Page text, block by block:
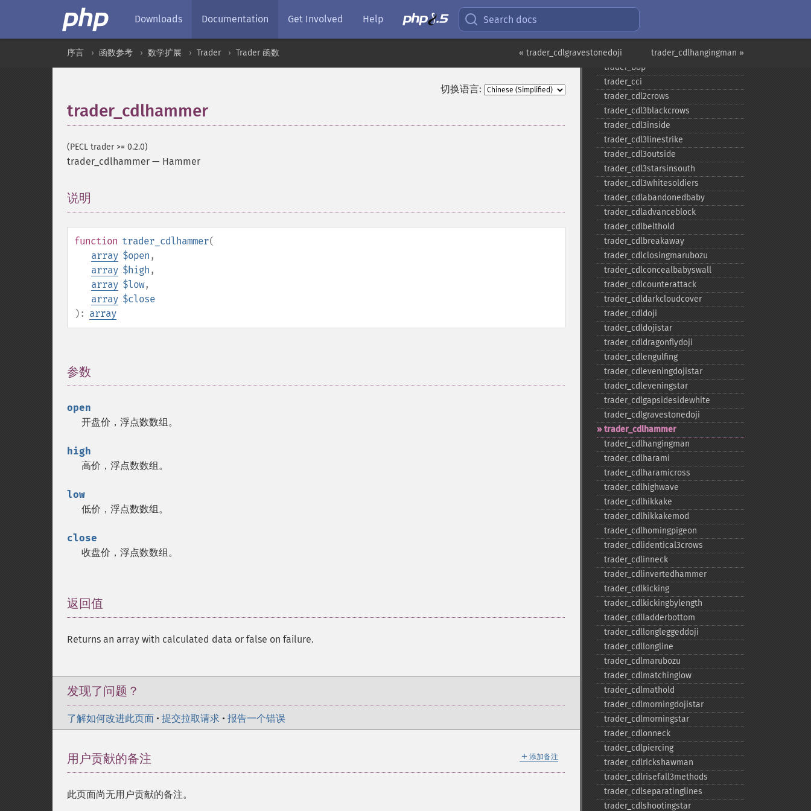
Downloads Documentation Get Involved Help Search docs
trader_cdlhangingman »
« trader_cdlgravestonedoji
序言 函数参考 数学扩展 Trader Trader 函数
切换语言:
trader_cdlhammer
(PECL trader >= 0.2.0)
trader_cdlhammer — Hammer
说明
function trader_cdlhammer(
array $open ,
array $high ,
array $low,
array $close
): array
参数
open
开盘价，浮点数数组。
high
高价，浮点数数组。
low
低价，浮点数数组。
close
收盘价，浮点数数组。
返回值
Returns an array with calculated data or false on failure.
发现了问题？
了解如何改进此页面 • 提交拉取请求 • 报告一个错误
＋ 添加备注
用户贡献的备注
此页面尚无用户贡献的备注。
trader_​atr
trader_​bbands
trader_​beta
trader_​bop
trader_​cci
trader_​cdl2crows
trader_​cdl3blackcrows
trader_​cdl3inside
trader_​cdl3linestrike
trader_​cdl3outside
trader_​cdl3starsinsouth
trader_​cdl3whitesoldiers
trader_​cdlabandonedbaby
trader_​cdladvanceblock
trader_​cdlbelthold
trader_​cdlbreakaway
trader_​cdlclosingmarubozu
trader_​cdlconcealbabyswall
trader_​cdlcounterattack
trader_​cdldarkcloudcover
trader_​cdldoji
trader_​cdldojistar
trader_​cdldragonflydoji
trader_​cdlengulfing
trader_​cdleveningdojistar
trader_​cdleveningstar
trader_​cdlgapsidesidewhite
trader_​cdlgravestonedoji
trader_​cdlhammer
trader_​cdlhangingman
trader_​cdlharami
trader_​cdlharamicross
trader_​cdlhighwave
trader_​cdlhikkake
trader_​cdlhikkakemod
trader_​cdlhomingpigeon
trader_​cdlidentical3crows
trader_​cdlinneck
trader_​cdlinvertedhammer
trader_​cdlkicking
trader_​cdlkickingbylength
trader_​cdlladderbottom
trader_​cdllongleggeddoji
trader_​cdllongline
trader_​cdlmarubozu
trader_​cdlmatchinglow
trader_​cdlmathold
trader_​cdlmorningdojistar
trader_​cdlmorningstar
trader_​cdlonneck
trader_​cdlpiercing
trader_​cdlrickshawman
trader_​cdlrisefall3methods
trader_​cdlseparatinglines
trader_​cdlshootingstar